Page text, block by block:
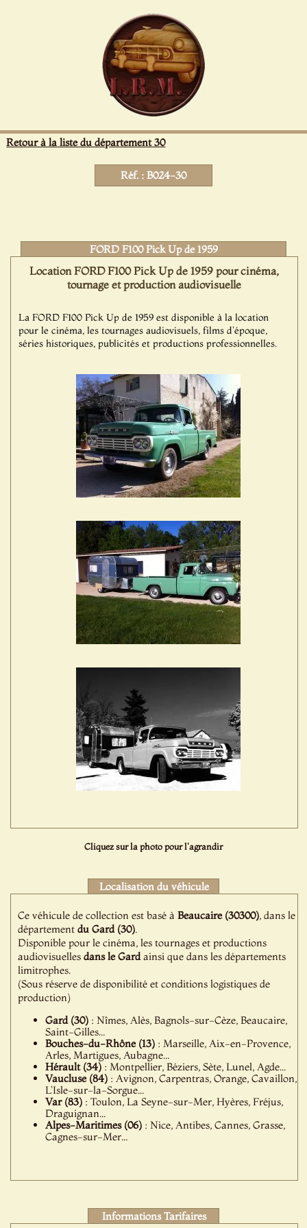
Retour à la liste du département 30
Réf. : B024-30
FORD F100 Pick Up de 1959
Location FORD F100 Pick Up de 1959 pour cinéma,
tournage et production audiovisuelle
La FORD F100 Pick Up de 1959 est disponible à la location
pour le cinéma, les tournages audiovisuels, films d'époque,
séries historiques, publicités et productions professionnelles.
Cliquez sur la photo pour l'agrandir
Localisation du véhicule
Ce véhicule de collection est basé àBeaucaire (30300), dans le
départementdu Gard (30).
Disponible pour le cinéma, les tournages et productions
audiovisuellesdans le Gardainsi que dans les départements
limitrophes.
(Sous réserve de disponibilité et conditions logistiques de
production)
Gard (30) : Nîmes, Alès, Bagnols-sur-Cèze, Beaucaire,
Saint-Gilles...
Bouches-du-Rhône (13) : Marseille, Aix-en-Provence,
Arles, Martigues, Aubagne...
Hérault (34) : Montpellier, Béziers, Sète, Lunel, Agde...
Vaucluse (84) : Avignon, Carpentras, Orange, Cavaillon,
L'Isle-sur-la-Sorgue...
Var (83) : Toulon, La Seyne-sur-Mer, Hyères, Fréjus,
Draguignan...
Alpes-Maritimes (06) : Nice, Antibes, Cannes, Grasse,
Cagnes-sur-Mer...
Informations Tarifaires